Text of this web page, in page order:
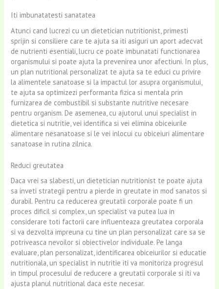
Iti imbunatatesti sanatatea
Atunci cand lucrezi cu un dietetician nutritionist, primesti
sprijin si consiliere care te ajuta sa iti asiguri un aport adecvat
de nutrienti esentiali, lucru ce poate imbunatati functionarea
organismului si poate ajuta la prevenirea unor afectiuni. In plus,
un plan nutritional personalizat te ajuta sa te educi cu privire
la alimentele sanatoase si la impactul lor asupra organismului,
te ajuta sa optimizezi performanta fizica si mentala prin
furnizarea de combustibil si substante nutritive necesare
pentru organism. De asemenea, cu ajutorul unui specialist in
dietetica si nutritie, vei identifica si vei elimina obiceiurile
alimentare nesanatoase si le vei inlocui cu obiceiuri alimentare
sanatoase in rutina zilnica.
Reduci greutatea
Daca vrei sa slabesti, un dietetician nutritionist te poate ajuta
sa inveti strategii pentru a pierde in greutate in mod sanatos si
durabil. Pentru ca reducerea greutatii corporale poate fi un
proces dificil si complex, un specialist va putea lua in
considerare toti factorii care influenteaza greutatea corporala
si va dezvolta impreuna cu tine un plan personalizat care sa se
potriveasca nevoilor si obiectivelor individuale. Pe langa
evaluare, plan personalizat, identificarea obiceiurilor si educatie
nutritionala, un specialist in nutritie iti va monitoriza progresul
in timpul procesului de reducere a greutatii corporale si iti va
ajusta planul nutritional daca este necesar.